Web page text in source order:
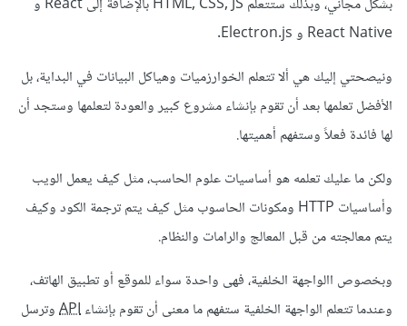
بشكل مجاني، وبذلك ستتعلم HTML, CSS, JS بالإضافة إلى React و
React Native و Electron.js.
ونيصحتي إليك هي ألا تتعلم الخوارزميات وهياكل البيانات في البداية، بل
الأفضل تعلمها بعد أن تقوم بإنشاء مشروع كبير والعودة لتعلمها وستجد أن
لها فائدة فعلاً وستفهم أهميتها.
ولكن ما عليك تعلمه هو أساسيات علوم الحاسب، مثل كيف يعمل الويب
وأساسيات HTTP ومكونات الحاسوب مثل كيف يتم ترجمة الكود وكيف
يتم معالجته من قبل المعالج والرامات والنظام.
وبخصوص االواجهة الخلفية، فهى واحدة سواء للموقع أو تطبيق الهاتف،
وعندما تتعلم الواجهة الخلفية ستفهم ما معنى أن تقوم بإنشاءAPIوترسل